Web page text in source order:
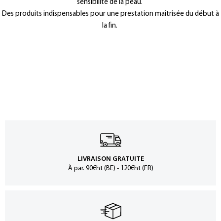
sensibilité de la peau.
Des produits indispensables pour une prestation maîtrisée du début à
la fin.
LIVRAISON GRATUITE
À par. 90€ht (BE) - 120€ht (FR)